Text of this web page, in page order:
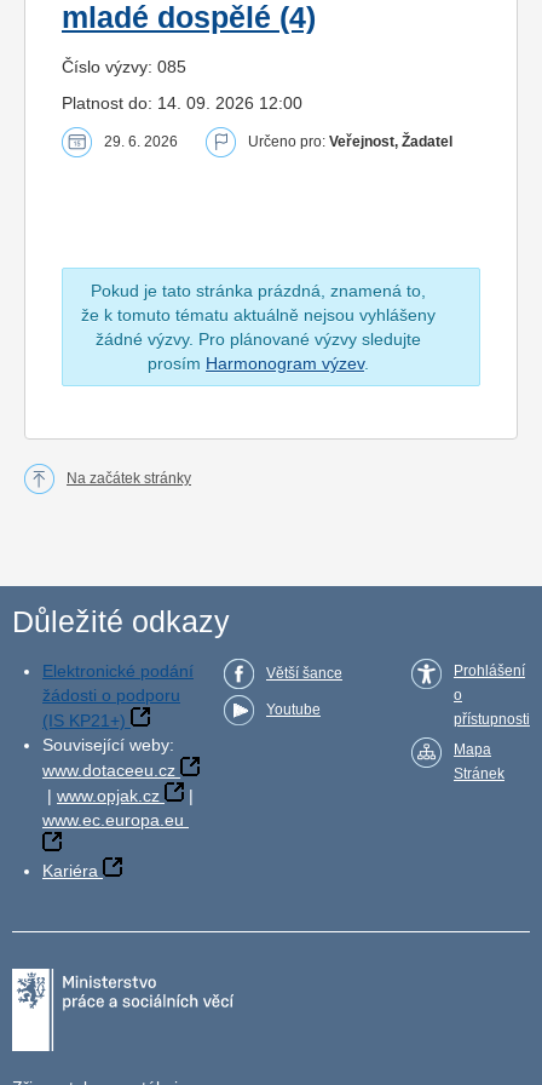
mladé dospělé (4)
Číslo výzvy: 085
Platnost do: 14. 09. 2026 12:00
29. 6. 2026 Určeno pro: Veřejnost, Žadatel
Pokud je tato stránka prázdná, znamená to,
že k tomuto tématu aktuálně nejsou vyhlášeny
žádné výzvy. Pro plánované výzvy sledujte
prosím Harmonogram výzev.
Na začátek stránky
Důležité odkazy
Elektronické podání
žádosti o podporu
(IS KP21+)
Související weby:
www.dotaceeu.cz
| www.opjak.cz
|
www.ec.europa.eu
Kariéra
Větší šance
Youtube
Prohlášení
o
přístupnosti
Mapa
Stránek